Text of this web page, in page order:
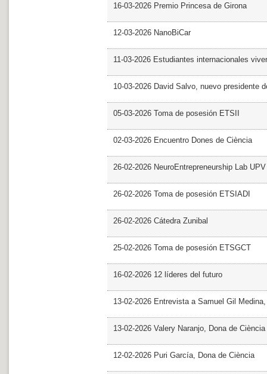
16-03-2026 Premio Princesa de Girona
12-03-2026 NanoBiCar
11-03-2026 Estudiantes internacionales
10-03-2026 David Salvo, nuevo presidente
05-03-2026 Toma de posesión ETSII
02-03-2026 Encuentro Dones de Ciència
26-02-2026 NeuroEntrepreneurship Lab UPV
26-02-2026 Toma de posesión ETSIADI
26-02-2026 Cátedra Zunibal
25-02-2026 Toma de posesión ETSGCT
16-02-2026 12 líderes del futuro
13-02-2026 Entrevista a Samuel Gil
13-02-2026 Valery Naranjo, Dona de Ciència
12-02-2026 Puri García, Dona de Ciència